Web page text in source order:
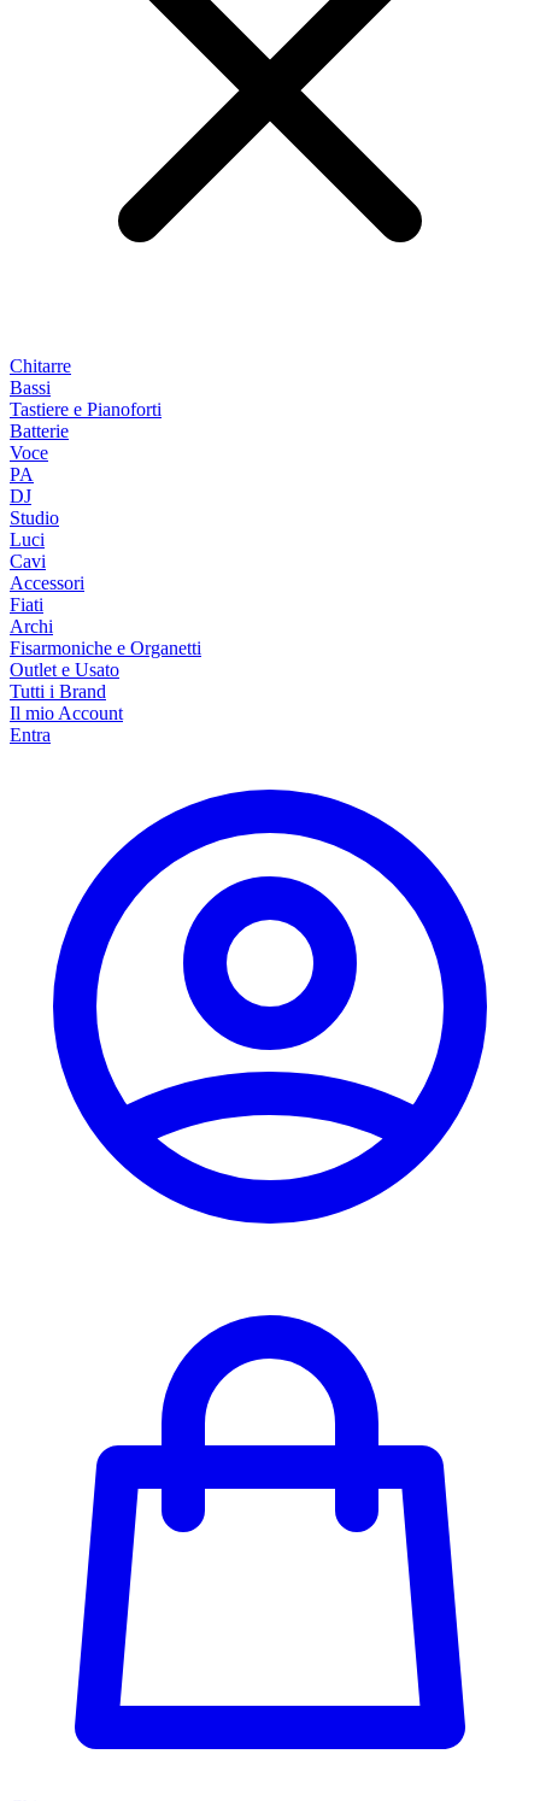
Chitarre
Bassi
Tastiere e Pianoforti
Batterie
Voce
PA
DJ
Studio
Luci
Cavi
Accessori
Fiati
Archi
Fisarmoniche e Organetti
Outlet e Usato
Tutti i Brand
Il mio Account
Entra